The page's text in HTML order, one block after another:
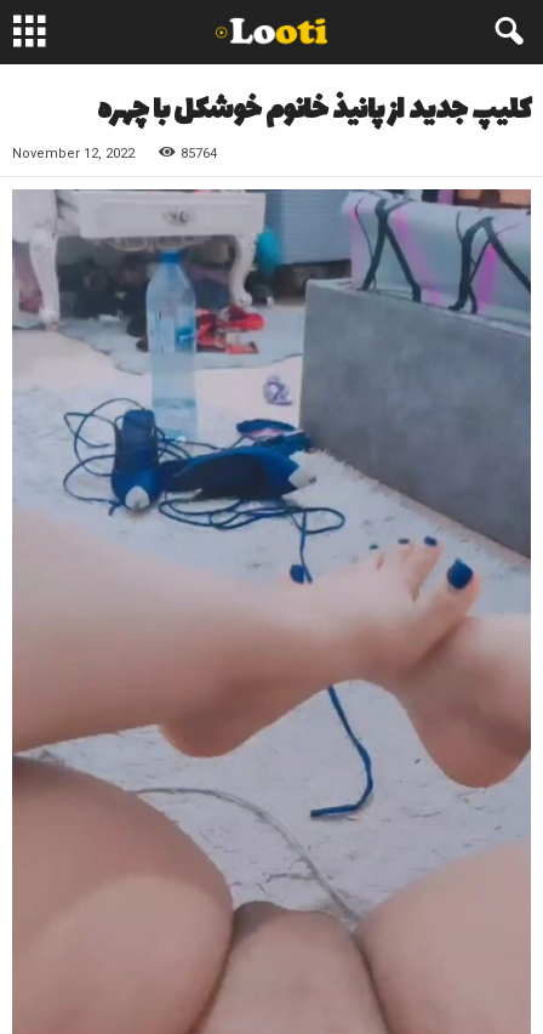
کلیپ جدید از پانیذ خانوم خوشکل با چهره
November 12, 2022 85764